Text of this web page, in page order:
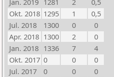
Jan. 2019 1281 2
0,5
Okt. 2018 1295 1
0,5
Jul. 2018
1300 0
0
Apr. 2018 1300 2
0
Jan. 2018 1336 7
4
Okt. 2017 0 0
0
Jul. 2017
0 0
0